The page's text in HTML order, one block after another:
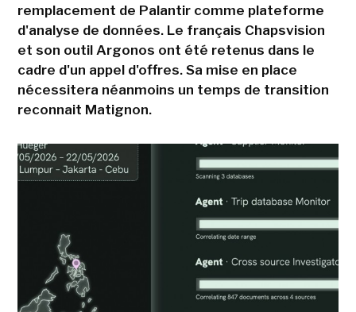
remplacement de Palantir comme plateforme
d'analyse de données. Le français Chapsvision
et son outil Argonos ont été retenus dans le
cadre d'un appel d'offres. Sa mise en place
nécessitera néanmoins un temps de transition
reconnait Matignon.